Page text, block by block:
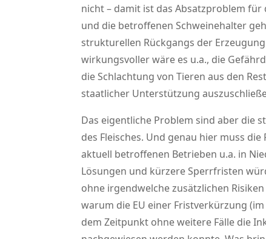
nicht – damit ist das Absatzproblem für
und die betroffenen Schweinehalter
strukturellen Rückgangs der
wirkungsvoller wäre es u.a., die
die Schlachtung von Tieren aus den
staatlicher Unterstützung
Das eigentliche Problem sind aber die
des Fleisches. Und genau hier muss
aktuell betroffenen Betrieben u.a. in
Lösungen und kürzere Sperrfristen
ohne irgendwelche zusätzlichen
warum die EU einer Fristverkürzung
dem Zeitpunkt ohne weitere Fälle die